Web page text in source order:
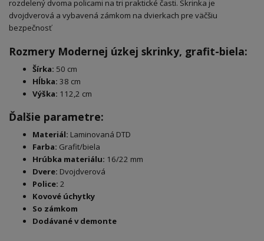
rozdelený dvoma policami na tri praktické časti. Skrinka je
dvojdverová a vybavená zámkom na dvierkach pre väčšiu
bezpečnosť
Rozmery Modernej úzkej skrinky, grafit-biela:
Šírka: 50 cm
Hĺbka: 38 cm
Výška: 112,2 cm
Ďalšie parametre:
Materiál: Laminovaná DTD
Farba: Grafit/biela
Hrúbka materiálu: 16/22 mm
Dvere: Dvojdverová
Police: 2
Kovové úchytky
So zámkom
Dodávané v demonte